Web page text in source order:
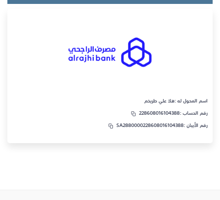
اسم المحول له :هلا علي طريخم
رقم الحساب :228608016104388
رقم الأيبان :SA2880000228608016104388